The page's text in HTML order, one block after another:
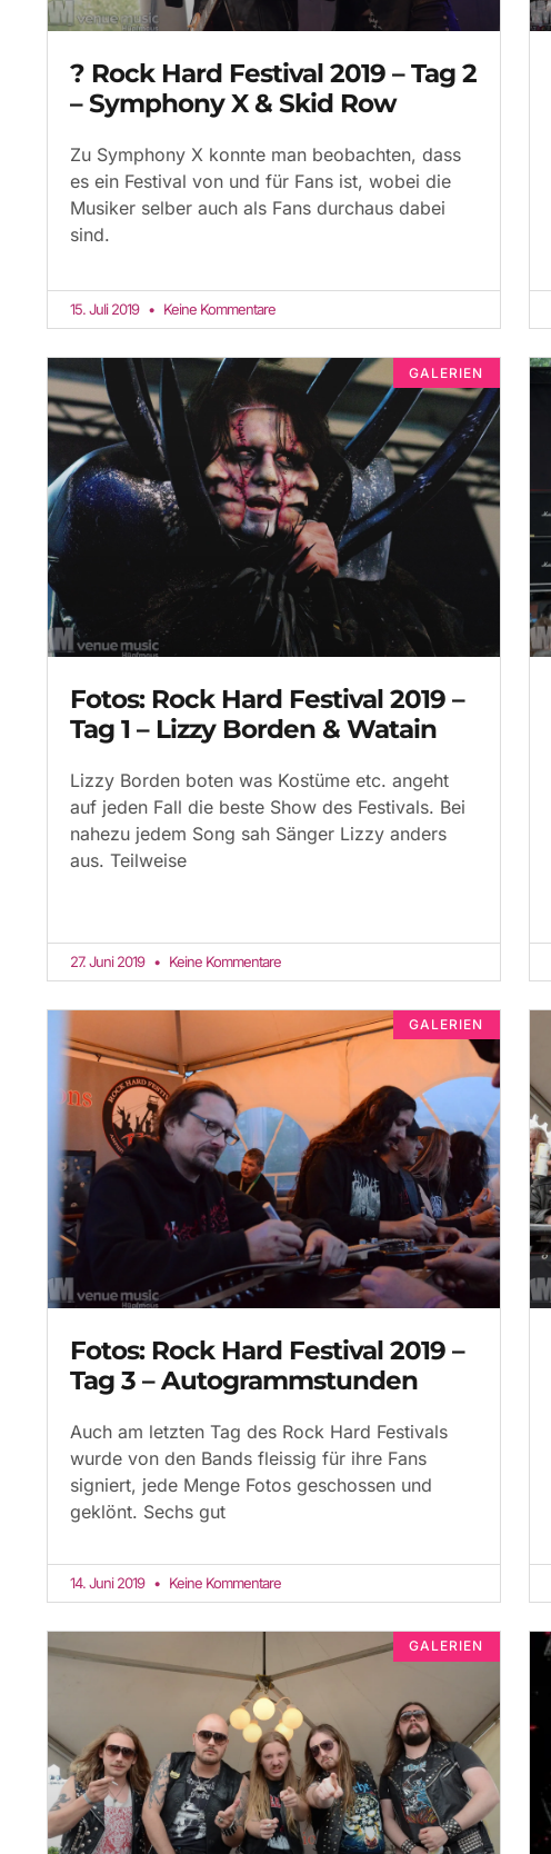
? Rock Hard Festival 2019 – Tag 2
– Symphony X & Skid Row
Zu Symphony X konnte man beobachten, dass
es ein Festival von und für Fans ist, wobei die
Musiker selber auch als Fans durchaus dabei
sind.
15. Juli 2019 Keine Kommentare
GALERIEN
Fotos: Rock Hard Festival 2019 –
Tag 1 – Lizzy Borden & Watain
Lizzy Borden boten was Kostüme etc. angeht
auf jeden Fall die beste Show des Festivals. Bei
nahezu jedem Song sah Sänger Lizzy anders
aus. Teilweise
27. Juni 2019 Keine Kommentare
GALERIEN
Fotos: Rock Hard Festival 2019 –
Tag 3 – Autogrammstunden
Auch am letzten Tag des Rock Hard Festivals
wurde von den Bands fleissig für ihre Fans
signiert, jede Menge Fotos geschossen und
geklönt. Sechs gut
14. Juni 2019 Keine Kommentare
GALERIEN